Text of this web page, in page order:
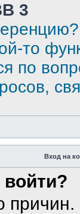
3
то
по
Вход на